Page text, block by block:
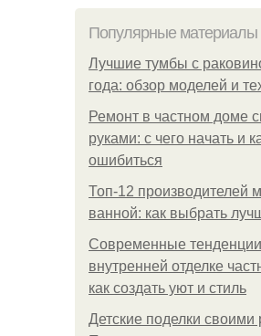
Популярные материалы
Лучшие тумбы с
года: обзор моделей и
Ремонт в частном доме
руками: с чего начать и
ошибиться
Топ-12 производителей
ванной: как выбрать
Современные
внутренней отделке
как создать уют и стиль
Детские поделки своими